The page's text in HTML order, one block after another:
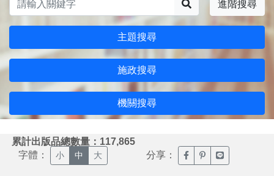
進階搜尋
主題搜尋
施政搜尋
機關搜尋
累計出版品總數量：117,865
字體： 小 中 大 分享： 臉書分享(另開新視窗)
噗浪分享(另開新
Line分享(另